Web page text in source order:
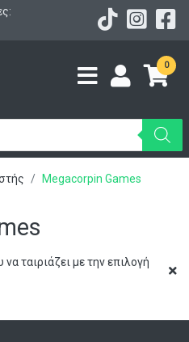
0
Megacorpin Games
ταιριάζει με την επιλογή